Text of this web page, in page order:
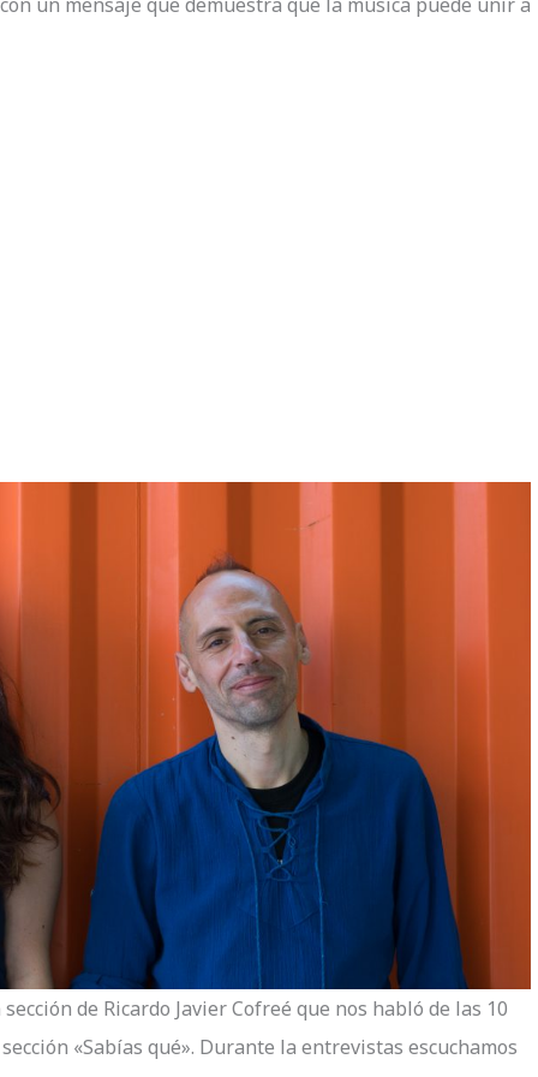
de Ricardo Javier Cofreé que nos habló de las 10
«Sabías qué». Durante la entrevistas escuchamos